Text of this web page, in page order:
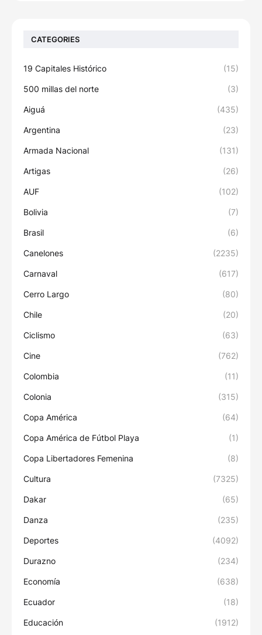
CATEGORIES
19 Capitales Histórico (15)
500 millas del norte (3)
Aiguá (435)
Argentina (23)
Armada Nacional (131)
Artigas (26)
AUF (102)
Bolivia (7)
Brasil (6)
Canelones (2235)
Carnaval (617)
Cerro Largo (80)
Chile (20)
Ciclismo (63)
Cine (762)
Colombia (11)
Colonia (315)
Copa América (64)
Copa América de Fútbol Playa (1)
Copa Libertadores Femenina (8)
Cultura (7325)
Dakar (65)
Danza (235)
Deportes (4092)
Durazno (234)
Economía (638)
Ecuador (18)
Educación (1912)